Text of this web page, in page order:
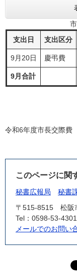
支出日
支出区分
9月20日 慶弔費
9月合計
令和6年度市長交際
このページに関
秘書広報局
秘書
〒515-8515
松阪
Tel：0598-53-4301
メールでのお問い